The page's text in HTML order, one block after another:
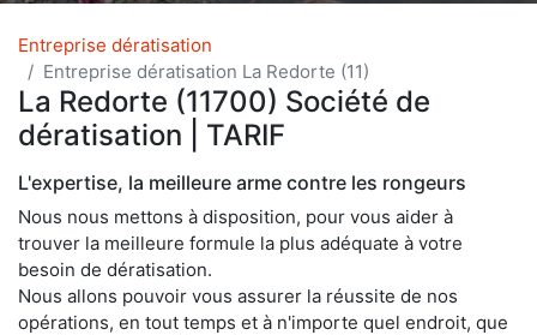
Entreprise dératisation
Entreprise dératisation La Redorte (11)
La Redorte (11700) Société de
dératisation | TARIF
L'expertise, la meilleure arme contre les rongeurs
Nous nous mettons à disposition, pour vous aider à
trouver la meilleure formule la plus adéquate à votre
besoin de dératisation.
Nous allons pouvoir vous assurer la réussite de nos
opérations, en tout temps et à n'importe quel endroit, que